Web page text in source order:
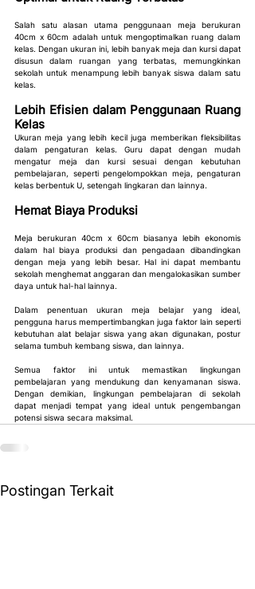
Salah satu alasan utama penggunaan meja berukuran
40cm x 60cm adalah untuk mengoptimalkan ruang dalam
kelas. Dengan ukuran ini, lebih banyak meja dan kursi dapat
disusun dalam ruangan yang terbatas, memungkinkan
sekolah untuk menampung lebih banyak siswa dalam satu
kelas.
Lebih Efisien dalam Penggunaan Ruang
Kelas
Ukuran meja yang lebih kecil juga memberikan fleksibilitas
dalam pengaturan kelas. Guru dapat dengan mudah
mengatur meja dan kursi sesuai dengan kebutuhan
pembelajaran, seperti pengelompokkan meja, pengaturan
kelas berbentuk U, setengah lingkaran dan lainnya.
Hemat Biaya Produksi
Meja berukuran 40cm x 60cm biasanya lebih ekonomis
dalam hal biaya produksi dan pengadaan dibandingkan
dengan meja yang lebih besar. Hal ini dapat membantu
sekolah menghemat anggaran dan mengalokasikan sumber
daya untuk hal-hal lainnya.
Dalam penentuan ukuran meja belajar yang ideal,
pengguna harus mempertimbangkan juga faktor lain seperti
kebutuhan alat belajar siswa yang akan digunakan, postur
selama tumbuh kembang siswa, dan lainnya.
Semua faktor ini untuk memastikan lingkungan
pembelajaran yang mendukung dan kenyamanan siswa.
Dengan demikian, lingkungan pembelajaran di sekolah
dapat menjadi tempat yang ideal untuk pengembangan
potensi siswa secara maksimal.
Postingan Terkait